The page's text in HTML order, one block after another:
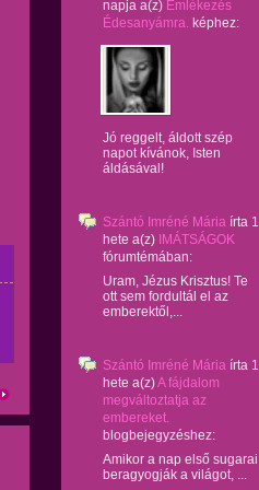
napja a(z) Emlékezés
Édesanyámra. képhez:
Jó reggelt, áldott szép
napot kívánok, Isten
áldásával!
Szántó Imréné Mária írta 1
hete a(z) IMÁTSÁGOK
fórumtémában:
Uram, Jézus Krisztus! Te
ott sem fordultál el az
emberektől,...
Szántó Imréné Mária írta 1
hete a(z)A fájdalom
megváltoztatja az
embereket.
blogbejegyzéshez:
Amikor a nap első sugarai
beragyogják a világot, ...